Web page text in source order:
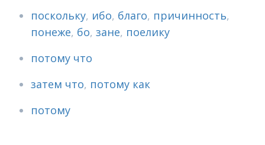
поскольку, ибо, благо, причинность,
понеже, бо, зане, поелику
потому что
затем что, потому как
потому